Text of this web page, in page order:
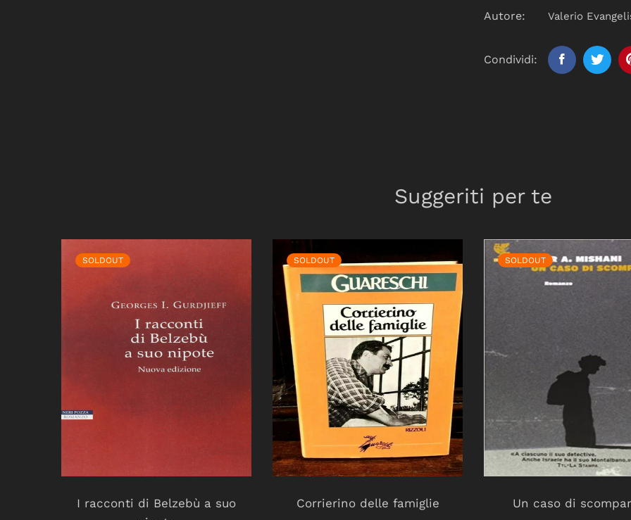
Autore: Valerio
Condividi:
Suggeriti per te
SOLDOUT
I racconti di Belzebù a suo
SOLDOUT
Corrierino delle famiglie
SOLDOUT
Un caso di